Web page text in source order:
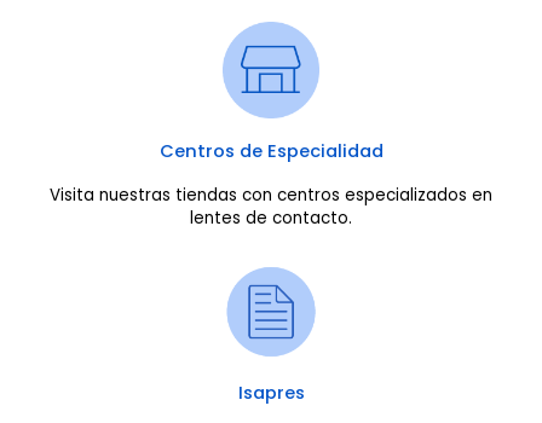
Centros de Especialidad
Visita nuestras tiendas con centros especializados en
lentes de contacto.
Isapres